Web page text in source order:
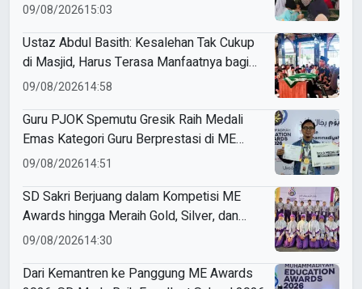
09/08/202615:03
Ustaz Abdul Basith: Kesalehan Tak Cukup
di Masjid, Harus Terasa Manfaatnya bagi
Sesama
09/08/202614:58
Guru PJOK Spemutu Gresik Raih Medali
Emas Kategori Guru Berprestasi di ME
Awards 2026
09/08/202614:51
SD Sakri Berjuang dalam Kompetisi ME
Awards hingga Meraih Gold, Silver, dan
Bronze
09/08/202614:30
Dari Kemantren ke Panggung ME Awards